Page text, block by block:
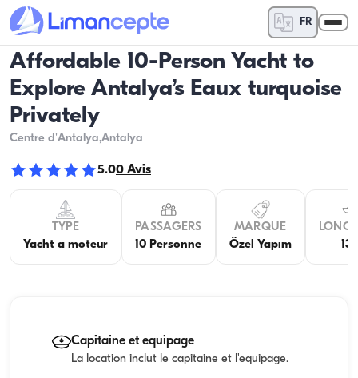
FR
Affordable 10-Person Yacht to
Explore Antalya’s Eaux turquoise
Privately
Centre d'Antalya,Antalya
5.00 Avis
TYPE
Yacht a moteur
PASSAGERS
10 Personne
MARQUE
Özel Yapım
Capitaine et equipage
La location inclut le capitaine et l'equipage.